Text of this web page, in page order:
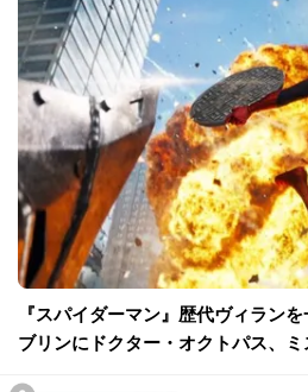
『スパイダーマン』歴代ヴィラン
ブリンにドクター・オクトパス、